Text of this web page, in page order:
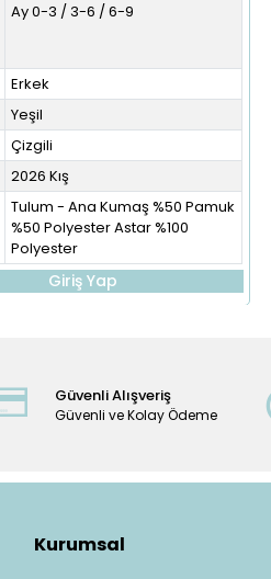
Ay 0-3 / 3-6 / 6-9
Erkek
Yeşil
Çizgili
2026 Kış
Tulum - Ana Kumaş %50 Pamuk
%50 Polyester Astar %100
Polyester
Giriş Yap
Güvenli Alışveriş
Güvenli ve Kolay Ödeme
Kurumsal